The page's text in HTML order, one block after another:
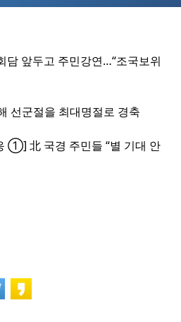
담 앞두고 주민강연…“조국보위
선군절을 최대명절로 경축
①] 北 국경 주민들 “별 기대 안